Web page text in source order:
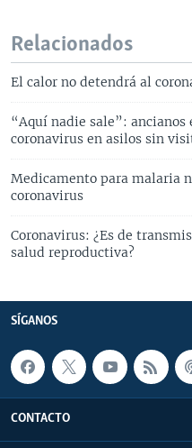
Relacionados
El calor no detendrá al
“Aquí nadie sale”: ancianos
coronavirus en asilos sin
Medicamento para malaria
coronavirus
Coronavirus: ¿Es de
salud reproductiva?
SÍGANOS
CONTACTO